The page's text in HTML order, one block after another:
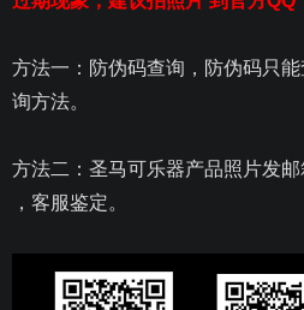
方法一：防伪码查询，防伪码只
询方法。
方法二：圣马可乐器产品照片发
，客服鉴定。